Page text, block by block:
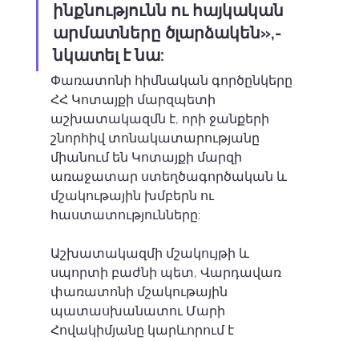
ինքնությունն ու հայկական
արմատները ծլարձակեն»,-
նկատել է նա:
Փառատոնի հիմնական գործընկերը
ՀՀ Կոտայքի մարզպետի
աշխատակազմն է, որի ջանքերի
շնորհիվ տոնակատարությանը
միանում են Կոտայքի մարզի
առաջատար ստեղծագործական և
մշակութային խմբերն ու
հաստատությունները:
Աշխատակազմի մշակույթի և
սպորտի բաժնի պետ, Վարդավառ
փառատոնի մշակութային
պատասխանատու Մարի
Հովակիմյանը կարևորում է